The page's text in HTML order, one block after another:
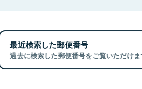
最近検索した郵便番号
過去に検索した郵便番号をご覧いただけま